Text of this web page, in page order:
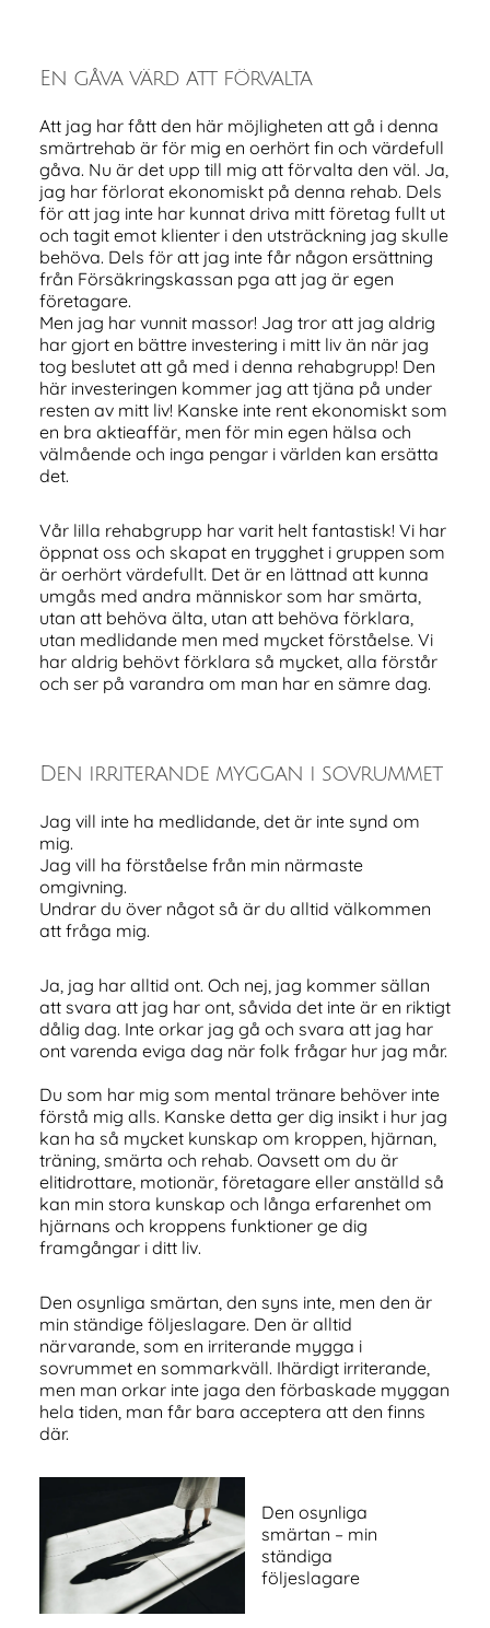
En gåva värd att förvalta
Att jag har fått den här möjligheten att gå i denna
smärtrehab är för mig en oerhört fin och värdefull
gåva. Nu är det upp till mig att förvalta den väl. Ja,
jag har förlorat ekonomiskt på denna rehab. Dels
för att jag inte har kunnat driva mitt företag fullt ut
och tagit emot klienter i den utsträckning jag skulle
behöva. Dels för att jag inte får någon ersättning
från Försäkringskassan pga att jag är egen
företagare.
Men jag har vunnit massor! Jag tror att jag aldrig
har gjort en bättre investering i mitt liv än när jag
tog beslutet att gå med i denna rehabgrupp! Den
här investeringen kommer jag att tjäna på under
resten av mitt liv! Kanske inte rent ekonomiskt som
en bra aktieaffär, men för min egen hälsa och
välmående och inga pengar i världen kan ersätta
det.
Vår lilla rehabgrupp har varit helt fantastisk! Vi har
öppnat oss och skapat en trygghet i gruppen som
är oerhört värdefullt. Det är en lättnad att kunna
umgås med andra människor som har smärta,
utan att behöva älta, utan att behöva förklara,
utan medlidande men med mycket förståelse. Vi
har aldrig behövt förklara så mycket, alla förstår
och ser på varandra om man har en sämre dag.
Den irriterande myggan i sovrummet
Jag vill inte ha medlidande, det är inte synd om
mig.
Jag vill ha förståelse från min närmaste
omgivning.
Undrar du över något så är du alltid välkommen
att fråga mig.
Ja, jag har alltid ont. Och nej, jag kommer sällan
att svara att jag har ont, såvida det inte är en riktigt
dålig dag. Inte orkar jag gå och svara att jag har
ont varenda eviga dag när folk frågar hur jag mår.
Du som har mig som mental tränare behöver inte
förstå mig alls. Kanske detta ger dig insikt i hur jag
kan ha så mycket kunskap om kroppen, hjärnan,
träning, smärta och rehab. Oavsett om du är
elitidrottare, motionär, företagare eller anställd så
kan min stora kunskap och långa erfarenhet om
hjärnans och kroppens funktioner ge dig
framgångar i ditt liv.
Den osynliga smärtan, den syns inte, men den är
min ständige följeslagare. Den är alltid
närvarande, som en irriterande mygga i
sovrummet en sommarkväll. Ihärdigt irriterande,
men man orkar inte jaga den förbaskade myggan
hela tiden, man får bara acceptera att den finns
där.
Den osynliga
smärtan – min
ständiga
följeslagare